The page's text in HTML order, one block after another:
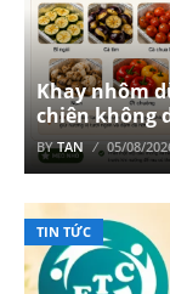
Khay nhôm
chiên không
BYTAN 05/08/
TIN TỨC